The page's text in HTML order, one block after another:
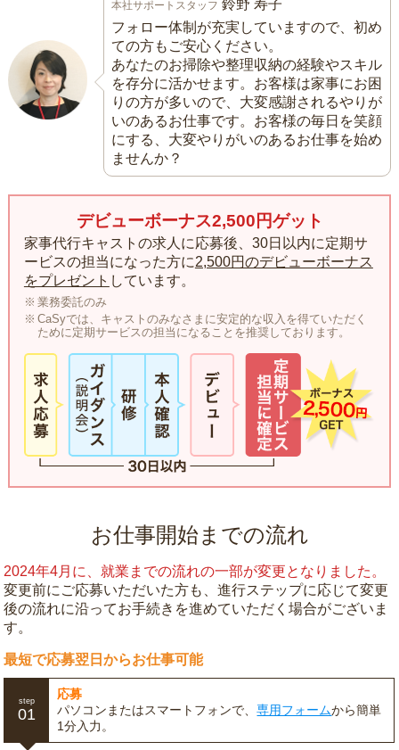
本社サポートスタッフ 鈴野 寿子
フォロー体制が充実していますので、初め
ての方もご安心ください。
あなたのお掃除や整理収納の経験やスキル
を存分に活かせます。お客様は家事にお困
りの方が多いので、大変感謝されるやりが
いのあるお仕事です。お客様の毎日を笑顔
にする、大変やりがいのあるお仕事を始め
ませんか？
デビューボーナス2,500円ゲット
家事代行キャストの求人に応募後、30日以内に定期サ
ービスの担当になった方に2,500円のデビューボーナス
をプレゼント しています。
業務委託のみ
CaSyでは、キャストのみなさまに安定的な収入を得ていただく
ために定期サービスの担当になることを推奨しております。
お仕事開始までの流れ
2024年4月に、就業までの流れの一部が変更となりました。
変更前にご応募いただいた方も、進行ステップに応じて変更
後の流れに沿ってお手続きを進めていただく場合がございま
す。
最短で応募翌日からお仕事可能
step
01
応募
パソコンまたはスマートフォンで、専用フォームから簡単
1分入力。